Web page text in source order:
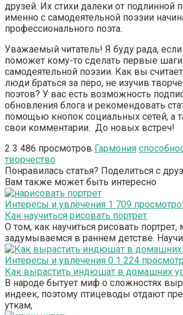
друзей. Их стихи далеки от подлинной
именно с самодеятельной поэзии
профессионального поэта.
Уважаемый читатель! Я буду рада, если
поможет кому-то сделать первые
самодеятельной поэзии. Как вы
люди браться за перо, не изучив
поэтов? У вас есть возможность
обновления блога и рекомендовать
помощью кнопок социальных сетей, а
свои комментарии. До новых встреч!
2 3 486 просмотров Гармония
творчество
Понравилась статья? Поделиться с
Вам также может быть интересно
Интересы и увлечения 1 709
Как научиться рисовать портрет
О том, как научиться рисовать портрет,
задумываемся в раннем детстве.
Интересы и увлечения 0 1 224
Как вырастить индюшат в домашних
В народе бытует миф о сложностях
индеек, поэтому птицеводы отдают
уткам,